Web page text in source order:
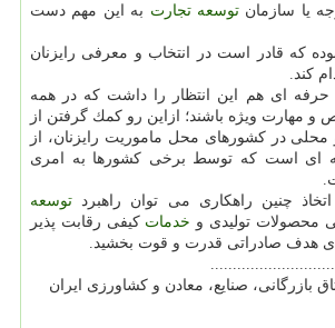
یا سازمان توسعه تجارت به این مهم دست
كه قادر است در انتخاب و معرفی رایزنان
كند.
حرفه ای هم این انتظار را داشت كه در همه
مهارت ویژه باشند؛ ازاین رو كمك گرفتن از
در كشورهای محل ماموریت رایزنان، از
ای است كه توسط برخی كشورها به امری
چنین راهكاری می توان راهبرد توسعه
محصولات تولیدی و خدمات كیفی رقابت پذیر
هدف صادراتی قدرت و قوت بخشید.
بازرگانی، صنایع، معادن و كشاورزی ایران